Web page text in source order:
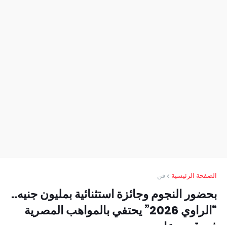
الصفحة الرئيسية فن
بحضور النجوم وجائزة استثنائية بمليون جنيه..
“الراوي 2026” يحتفي بالمواهب المصرية